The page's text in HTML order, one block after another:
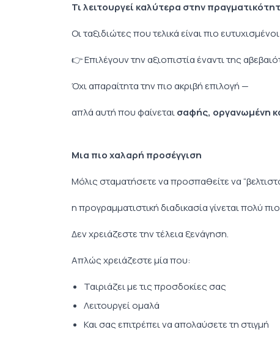
Τι λειτουργεί καλύτερα στην
Οι ταξιδιώτες που τελικά είναι πιο
👉 Επιλέγουν την αξιοπιστία έναντι της
Όχι απαραίτητα την πιο ακριβή επιλογή —
απλά αυτή που φαίνεταισαφής, οργανωμένη
Μια πιο χαλαρή προσέγγιση
Μόλις σταματήσετε να προσπαθείτε να
η προγραμματιστική διαδικασία γίνεται πολύ
Δεν χρειάζεστε την τέλεια ξενάγηση.
Απλώς χρειάζεστε μία που:
Ταιριάζει με τις προσδοκίες σας
Λειτουργεί ομαλά
Και σας επιτρέπει να απολαύσετε τη στιγμή